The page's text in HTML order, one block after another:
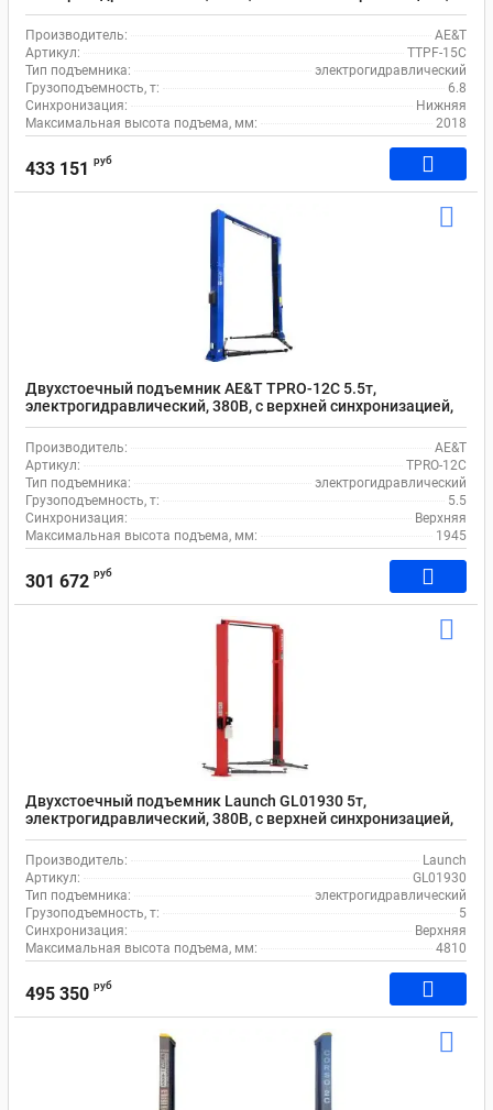
110-2018 мм
Производитель:
AE&T
Артикул:
TTPF-15C
Тип подъемника:
электрогидравлический
Грузоподъемность, т:
6.8
Синхронизация:
Нижняя
Максимальная высота подъема, мм:
2018
433 151 руб
Двухстоечный подъемник AE&T TPRO-12C 5.5т,
электрогидравлический, 380В, с верхней синхронизацией,
110-1945 мм
Производитель:
AE&T
Артикул:
TPRO-12C
Тип подъемника:
электрогидравлический
Грузоподъемность, т:
5.5
Синхронизация:
Верхняя
Максимальная высота подъема, мм:
1945
301 672 руб
Двухстоечный подъемник Launch GL01930 5т,
электрогидравлический, 380В, с верхней синхронизацией,
110-4810 мм
Производитель:
Launch
Артикул:
GL01930
Тип подъемника:
электрогидравлический
Грузоподъемность, т:
5
Синхронизация:
Верхняя
Максимальная высота подъема, мм:
4810
495 350 руб